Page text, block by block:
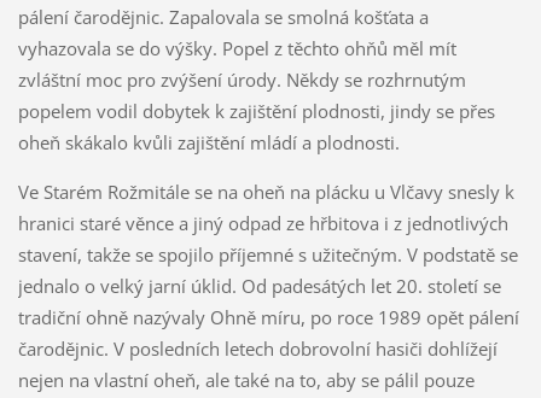
pálení čarodějnic. Zapalovala se smolná košťata a
vyhazovala se do výšky. Popel z těchto ohňů měl mít
zvláštní moc pro zvýšení úrody. Někdy se rozhrnutým
popelem vodil dobytek k zajištění plodnosti, jindy se přes
oheň skákalo kvůli zajištění mládí a plodnosti.
Ve Starém Rožmitále se na oheň na plácku u Vlčavy snesly k
hranici staré věnce a jiný odpad ze hřbitova i z jednotlivých
stavení, takže se spojilo příjemné s užitečným. V podstatě se
jednalo o velký jarní úklid. Od padesátých let 20. století se
tradiční ohně nazývaly Ohně míru, po roce 1989 opět pálení
čarodějnic. V posledních letech dobrovolní hasiči dohlížejí
nejen na vlastní oheň, ale také na to, aby se pálil pouze